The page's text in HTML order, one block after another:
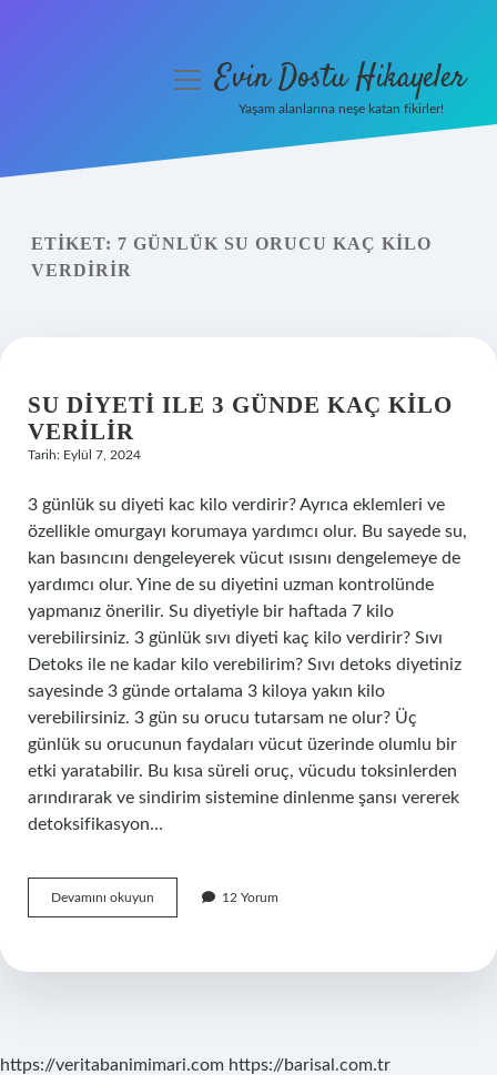
Yasal Uyarı
menüyüEvin Dostu Hikayeler
Yaşam alanlarına neşe katan fikirler!
ETIKET: 7 GÜNLÜK SU ORUCU KAÇ KILO
VERDIRIR
SU DIYETI ILE 3 GÜNDE KAÇ KILO
VERILIR
Tarih: Eylül 7, 2024
3 günlük su diyeti kac kilo verdirir? Ayrıca eklemleri ve
özellikle omurgayı korumaya yardımcı olur. Bu sayede su,
kan basıncını dengeleyerek vücut ısısını dengelemeye de
yardımcı olur. Yine de su diyetini uzman kontrolünde
yapmanız önerilir. Su diyetiyle bir haftada 7 kilo
verebilirsiniz. 3 günlük sıvı diyeti kaç kilo verdirir? Sıvı
Detoks ile ne kadar kilo verebilirim? Sıvı detoks diyetiniz
sayesinde 3 günde ortalama 3 kiloya yakın kilo
verebilirsiniz. 3 gün su orucu tutarsam ne olur? Üç
günlük su orucunun faydaları vücut üzerinde olumlu bir
etki yaratabilir. Bu kısa süreli oruç, vücudu toksinlerden
arındırarak ve sindirim sistemine dinlenme şansı vererek
detoksifikasyon…
Devamını okuyun
Diyeti
Günde
12 Yorum
https://veritabanimimari.com https://barisal.com.tr